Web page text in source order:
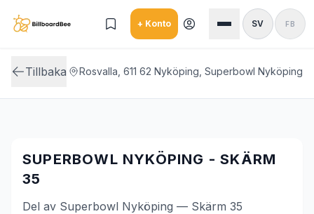
+ Konto SV FB
Tillbaka Rosvalla, 611 62 Nyköping, Superbowl Nyköping
SUPERBOWL NYKÖPING - SKÄRM
35
Del av Superbowl Nyköping — Skärm 35